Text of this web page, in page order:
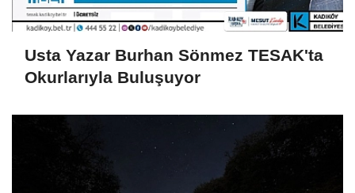
Usta Yazar Burhan Sönmez TESAK'ta
Okurlarıyla Buluşuyor